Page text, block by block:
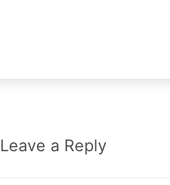
Leave a Reply